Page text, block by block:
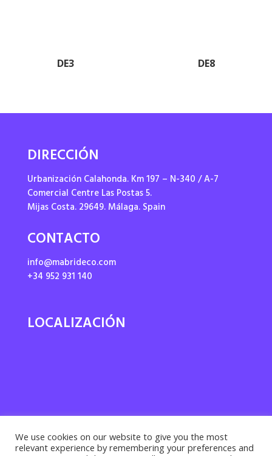
DE3 DE8
DIRECCIÓN
Urbanización Calahonda. Km 197 – N-340 / A-7
Comercial Centre Las Postas 5.
Mijas Costa. 29649. Málaga. Spain
CONTACTO
info@mabrideco.com
+34 952 931 140
LOCALIZACIÓN
We use cookies on our website to give you the most
relevant experience by remembering your preferences and